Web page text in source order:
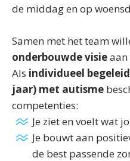
de middag en op
Samen met het team
onderbouwde visieaan
Als individueel
jaar) met autisme
competenties:
Je ziet en voelt wat
Je bouwt aan
de best passende